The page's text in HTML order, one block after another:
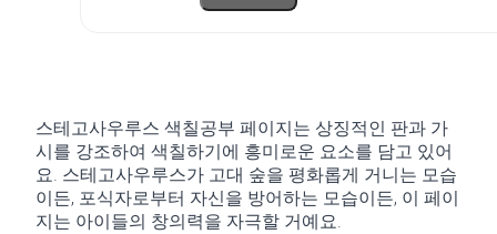
스테고사우루스 색칠공부 페이지는 상징적인 판과 가
시를 강조하여 색칠하기에 흥미로운 요소를 담고 있어
요. 스테고사우루스가 고대 숲을 평화롭게 거니는 모습
이든, 포식자로부터 자신을 방어하는 모습이든, 이 페이
지는 아이들의 창의력을 자극할 거예요.